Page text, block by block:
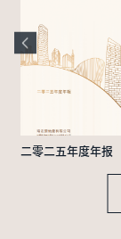
二零二五年度年报